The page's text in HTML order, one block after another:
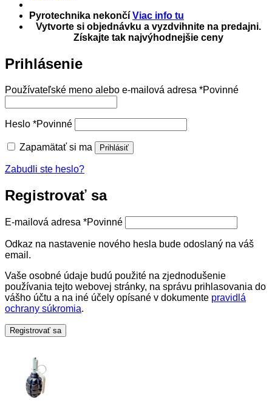
Pyrotechnika nekončí Viac info tu
Vytvorte si objednávku a vyzdvihnite na predajni.
Získajte tak najvýhodnejšie ceny
Prihlásenie
Používateľské meno alebo e-mailová adresa *Povinné
Heslo *Povinné
Zapamätať si ma Prihlásiť
Zabudli ste heslo?
Registrovať sa
E-mailová adresa *Povinné
Odkaz na nastavenie nového hesla bude odoslaný na váš
email.
Vaše osobné údaje budú použité na zjednodušenie
používania tejto webovej stránky, na správu prihlasovania do
vášho účtu a na iné účely opísané v dokumente pravidlá
ochrany súkromia.
Registrovať sa